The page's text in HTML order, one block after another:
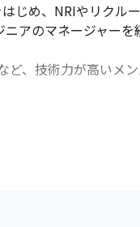
じめ、NRIやリクル
アのマネージャーを
ど、技術力が高いメ